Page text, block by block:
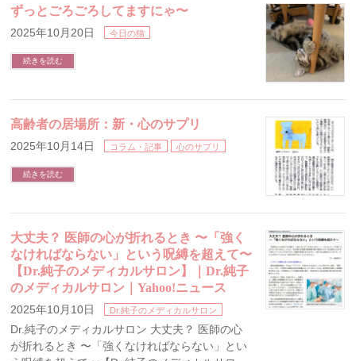
ずっとごろごろしてますにゃ〜
2025年10月20日 今日の猫
続きを読む
高齢者の居場所：新・心のサプリ
2025年10月14日 コラム・記事 心のサプリ
続きを読む
大丈夫？ 医師の心が折れるとき 〜「強く
なければならない」という呪縛を超えて〜
【Dr.純子のメディカルサロン】｜Dr.純子
のメディカルサロン｜Yahoo!ニュース
2025年10月10日 Dr.純子のメディカルサロン
Dr.純子のメディカルサロン 大丈夫？ 医師の心
が折れるとき 〜「強くなければならない」とい